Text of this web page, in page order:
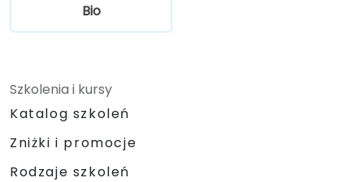
Bio
Szkolenia i kursy
Katalog szkoleń
Zniżki i promocje
Rodzaje szkoleń